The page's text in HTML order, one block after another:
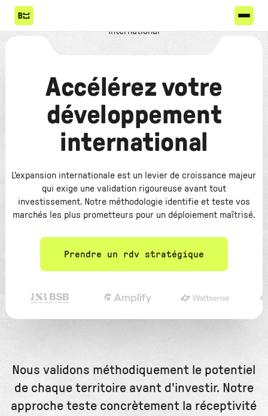
Accélérez votre
développement
international
L'expansion internationale est un levier de croissance majeur
qui exige une validation rigoureuse avant tout
investissement. Notre méthodologie identifie et teste vos
marchés les plus prometteurs pour un déploiement maîtrisé.
Prendre un rdv stratégique
Nous validons méthodiquement le potentiel
de chaque territoire avant d'investir. Notre
approche teste concrètement la réceptivité